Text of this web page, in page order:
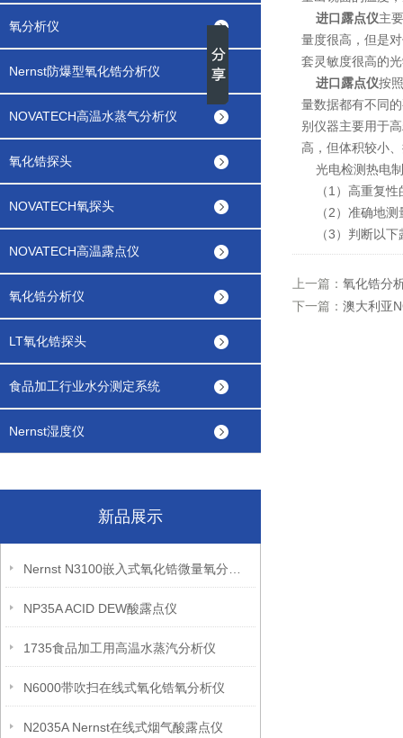
氧分析仪
Nernst防爆型氧化锆分析仪
NOVATECH高温水蒸气分析仪
氧化锆探头
NOVATECH氧探头
NOVATECH高温露点仪
氧化锆分析仪
LT氧化锆探头
食品加工行业水分测定系统
Nernst湿度仪
新品展示
NP35A ACID DEW酸露点仪
1735食品加工用高温水蒸汽分析仪
N6000带吹扫在线式氧化锆氧分析仪
N2035A Nernst在线式烟气酸露点仪
进口露点仪主
量度很高，但是
套灵敏度很高的
进口露点仪按
量数据都有不同
别仪器主要用于
高，但体积较小
光电检测热电
（1）高重复性
（2）准确地测
（3）判断以下
上一篇： 氧化锆分
下一篇： 澳大利亚